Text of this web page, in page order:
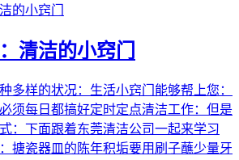
清洁的小窍门
多样的状况：生活小窍门能够帮上您：
须每日都搞好定时定点清洁工作：但是
：下面跟着东莞清洁公司一起来学习
瓷器皿的陈年积垢要用刷子蘸少量牙